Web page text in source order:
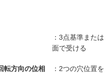
：3点基準または
面で受ける
転方向の位相
：2つの穴位置を